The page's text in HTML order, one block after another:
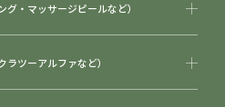
グ・マッサージピールなど）
ラツーアルファなど）